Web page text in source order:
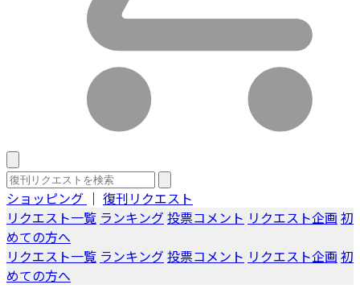
ショッピング ｜ 復刊リクエスト
リクエスト一覧 ランキング投票コメント リクエスト企画 初
めての方へ
リクエスト一覧 ランキング投票コメント リクエスト企画 初
めての方へ